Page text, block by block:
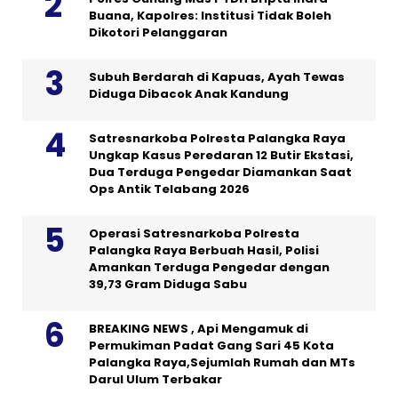
Buana, Kapolres: Institusi Tidak Boleh
Dikotori Pelanggaran
Subuh Berdarah di Kapuas, Ayah Tewas
Diduga Dibacok Anak Kandung
Satresnarkoba Polresta Palangka Raya
Ungkap Kasus Peredaran 12 Butir Ekstasi,
Dua Terduga Pengedar Diamankan Saat
Ops Antik Telabang 2026
Operasi Satresnarkoba Polresta
Palangka Raya Berbuah Hasil, Polisi
Amankan Terduga Pengedar dengan
39,73 Gram Diduga Sabu
BREAKING NEWS , Api Mengamuk di
Permukiman Padat Gang Sari 45 Kota
Palangka Raya,Sejumlah Rumah dan MTs
Darul Ulum Terbakar